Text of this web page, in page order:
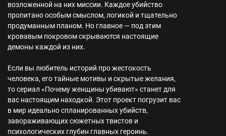
возложенной на них миссии. Каждое убийство
пропитано особым смыслом, логикой и тщательно
продуманным планом. Но главное — под этим
кровавым покровом скрываются настоящие
демоны каждой из них.
Если вы любитель историй про жестокость
человека, его тайные мотивы и скрытые желания,
то сериал «Почему женщины убивают» станет для
вас настоящим находкой. Этот проект погрузит вас
в мир идеально спланированных убийств,
завораживающих сюжетных твистов и
психологических глубин главных героинь.